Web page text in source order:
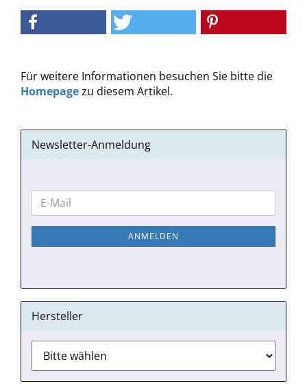
Für weitere Informationen besuchen Sie bitte die
Homepagezu diesem Artikel.
Newsletter-Anmeldung
WEITER
ZUR
NEWSLETTER-
E-
Mail
ANMELDEN
Hersteller